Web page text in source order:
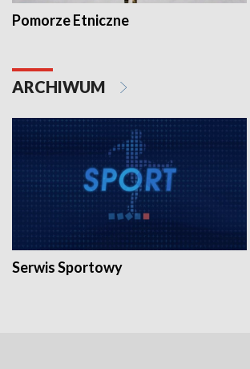
Pomorze Etniczne
ARCHIWUM
Serwis Sportowy